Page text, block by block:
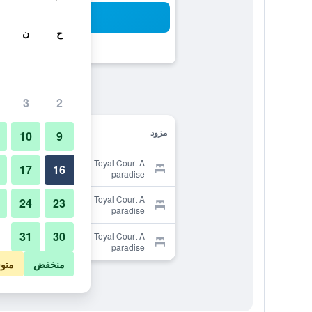
مزود
Provider for Tangshan Toyal Court A
paradise
Provider for Tangshan Toyal Court A
paradise
Provider for Tangshan Toyal Court A
paradise
ح ن
2
3
9
10
16
17
23
24
30
31
منخفض